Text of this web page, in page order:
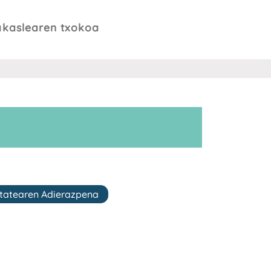
txokoa
Adierazpena